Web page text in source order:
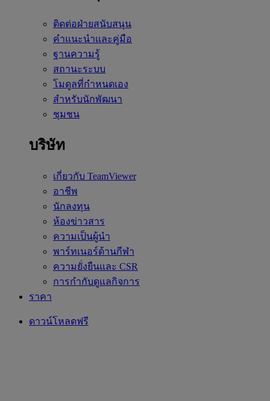
ติดต่อฝ่ายสนับสนุน
คำแนะนำและคู่มือ
ฐานความรู้
สถานะระบบ
โมดูลที่กำหนดเอง
สำหรับนักพัฒนา
ชุมชน
บริษัท
เกี่ยวกับ TeamViewer
อาชีพ
นักลงทุน
ห้องข่าวสาร
ความเป็นผู้นำ
พาร์ทเนอร์ด้านกีฬา
ความยั่งยืนและ CSR
การกำกับดูแลกิจการ
ราคา
ดาวน์โหลดฟรี